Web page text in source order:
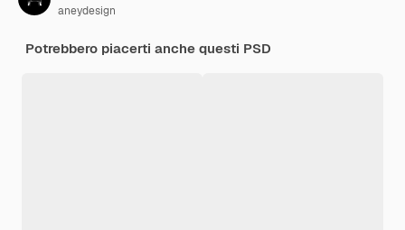
aneydesign
Potrebbero piacerti anche questi PSD